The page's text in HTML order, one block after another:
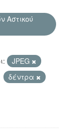
Αστικού
JPEG
δέντρα